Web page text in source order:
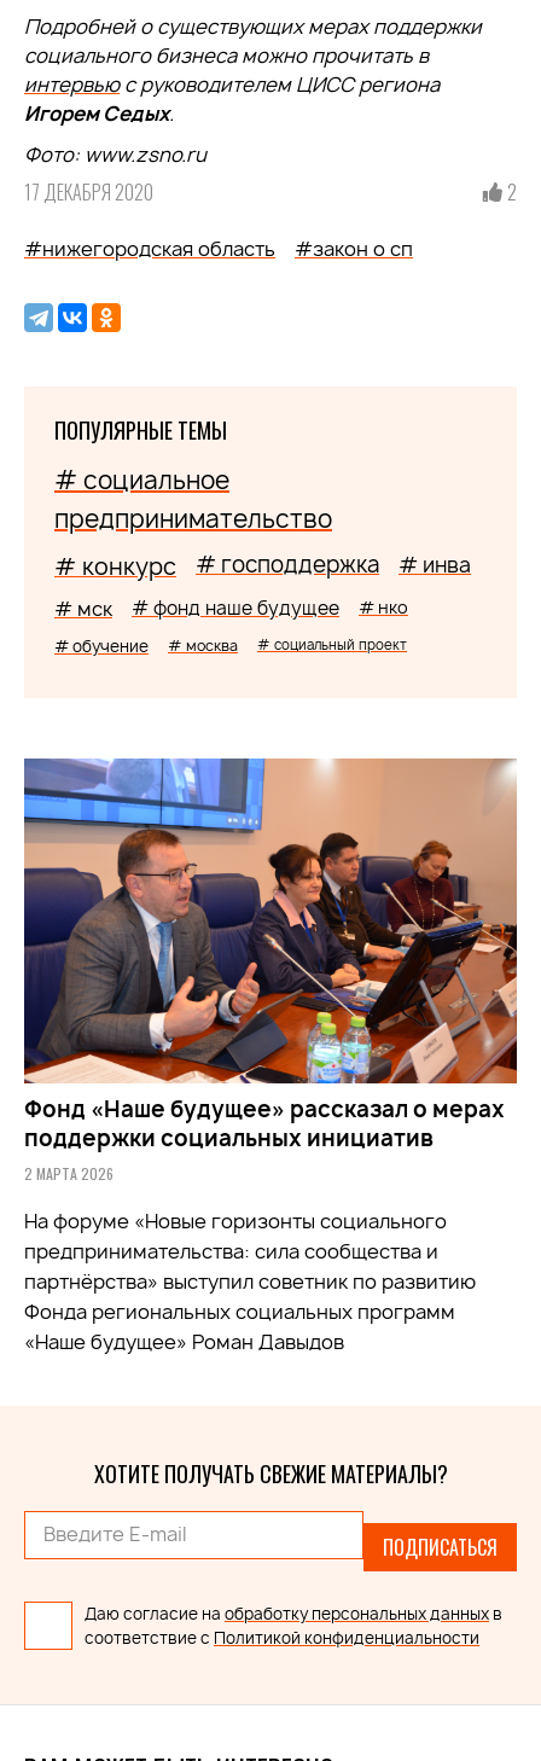
Подробней о существующих мерах поддержки
социального бизнеса можно прочитать в
интервьюс руководителем ЦИСС региона
Игорем Седых.
Фото: www.zsno.ru
17 ДЕКАБРЯ 2020 2
#нижегородская область #закон о сп
ПОПУЛЯРНЫЕ ТЕМЫ
# социальное
предпринимательство
# конкурс # господдержка # инва
# мск # фонд наше будущее # нко
# обучение # москва # социальный проект
Фонд «Наше будущее» рассказал о мерах
поддержки социальных инициатив
2 МАРТА 2026
На форуме «Новые горизонты социального
предпринимательства: сила сообщества и
партнёрства» выступил советник по развитию
Фонда региональных социальных программ
«Наше будущее» Роман Давыдов
ХОТИТЕ ПОЛУЧАТЬ СВЕЖИЕ МАТЕРИАЛЫ?
ПОДПИСАТЬСЯ
Даю согласие на обработку персональных данных в
соответствие с Политикой конфиденциальности